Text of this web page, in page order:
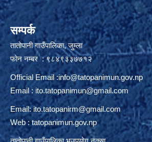
सम्पर्क
तातोपानी गाउँपालिका, जुम्ला
फोन नम्बर : ९८४९३३७७१२
Official Email :info@tatopanimun.gov.np
Email :ito.tatopanimun@gmail.com
Email:ito.tatopanirm@gmail.com
Web : tatopanimun.gov.np